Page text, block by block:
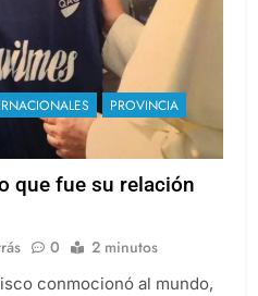
PROVINCIA
que fue su relación
0 2 minutos
conmocionó al mundo,